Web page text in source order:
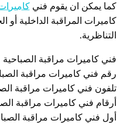
كما يمكن ان يقوم فني
كاميرات المراقبة الداخلية أو
التناظرية.
فني كاميرات مراقبة الصباحية
رقم فني كاميرات مراقبة
تلفون فني كاميرات مراقبة
أرقام فني كاميرات مراقبة
أول فني كاميرات مراقبة